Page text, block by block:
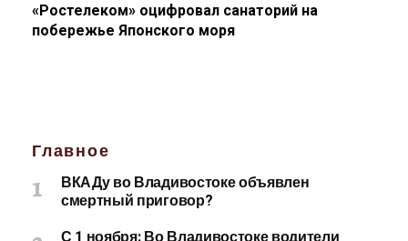
«Ростелеком» оцифровал санаторий на
побережье Японского моря
Главное
ВКАДу во Владивостоке объявлен
смертный приговор?